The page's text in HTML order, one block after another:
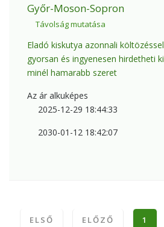
Győr-Moson-Sopron
Távolság mutatása
Eladó kiskutya azonnali
gyorsan és ingyenesen hirdetheti
minél hamarabb szeret
Az ár alkuképes
2025-12-29 18:44:33
2030-01-12 18:42:07
ELSŐ ELŐZŐ 1